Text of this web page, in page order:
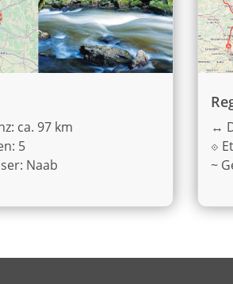
ca. 97 km
5
Naab
↔
⟐
~